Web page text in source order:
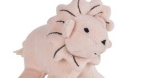
Toevoegen
aan
verlanglijst